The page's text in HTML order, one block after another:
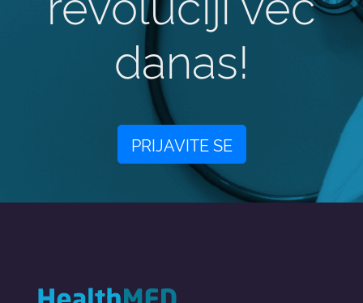
danas!
PRIJAVITE SE